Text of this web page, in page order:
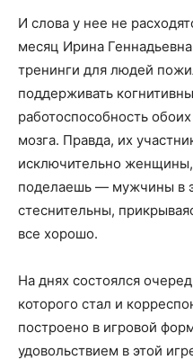
И слова у нее не
месяц Ирина
тренинги для людей
поддерживать
работоспособность
мозга. Правда, их
исключительно
поделаешь — мужчины в
стеснительны,
все хорошо.
На днях состоялся
которого стал и
построено в игровой
удовольствием в этой